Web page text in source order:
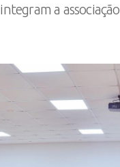
integram a associação